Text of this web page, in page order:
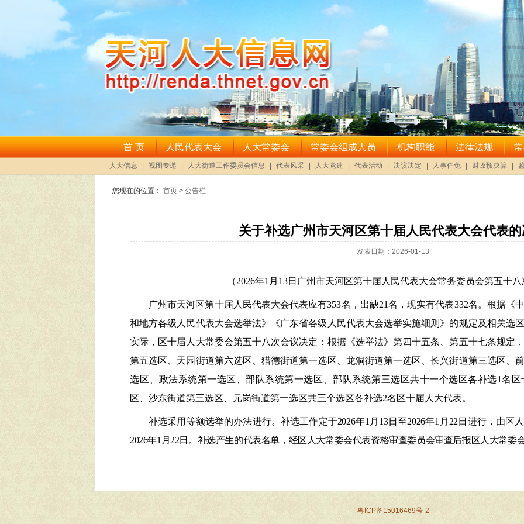
您现在的位置： 首页 > 公告栏
关于补选广州市天河区第十届人民代表大会代表
发表日期：2026-01-13
（2026年1 月 13日广州市天河区第十届人民代表大会常务委员会第五十八
广州市天河区第十届人民代表大会代表应有353名，出缺21名，现实有代表332名。根据《
和地方各级人民代表大会选举法》《广东省各级人民代表大会选举实施细则》的规定及相关选
实际，区十届人大常委会第五十八 次会议决定： 根据《选举法》第四十五条、第五十七条规定
第五选区、天园街道第六选区、猎德街道第一选区、龙洞街道第一选区、长兴街道第三选区、
选区、政法系统第一选区、部队系统第一选区
部队系统第三选区共十一个选区各补选1名区
区、沙东街道第三选区、元岗街道第一选区共三个选区各补选2名区十届人大代表。
补选采用等额选举的办法进行。补选工作定于2026年1 月 13日至2026年1 月 22 日进行，由区
2026年1 月 22日。补选产生的代表名单，经区人大常委会代表资格审查委员会审查后报区人大常委